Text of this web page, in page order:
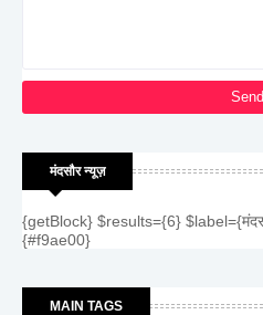
मंदसौर न्यूज़
{getBlock} $results={6}
{#f9ae00}
MAIN TAGS